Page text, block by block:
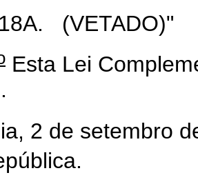
(VETADO)"
Esta Lei
de setembro